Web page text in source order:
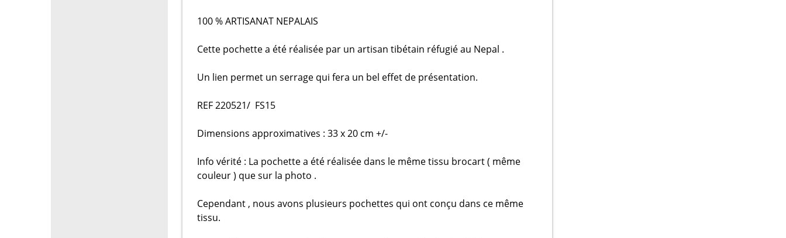
100 % ARTISANAT NEPALAIS
Cette pochette a été réalisée par un artisan tibétain réfugié au Nepal .
Un lien permet un serrage qui fera un bel effet de présentation.
REF 220521/ FS15
Dimensions approximatives : 33 x 20 cm +/-
Info vérité : La pochette a été réalisée dans le même tissu brocart ( même
couleur ) que sur la photo .
Cependant , nous avons plusieurs pochettes qui ont conçu dans ce même
tissu.